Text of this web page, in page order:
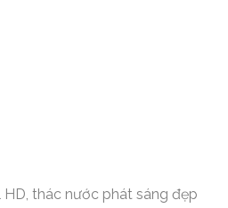
HD, thác nước phát sáng đẹp